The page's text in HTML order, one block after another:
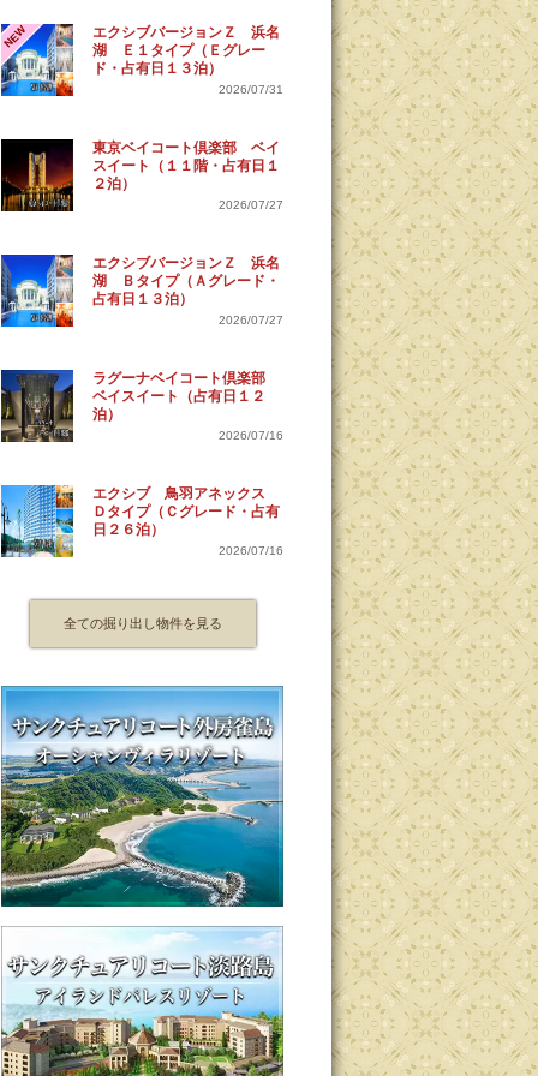
NEW
エクシブバージョンＺ 浜名
湖 Ｅ１タイプ（Ｅグレー
ド・占有日１３泊）
2026/07/31
東京ベイコート倶楽部 ベイ
スイート（１１階・占有日１
２泊）
2026/07/27
エクシブバージョンＺ 浜名
湖 Ｂタイプ（Ａグレード・
占有日１３泊）
2026/07/27
ラグーナベイコート倶楽部
ベイスイート（占有日１２
泊）
2026/07/16
エクシブ 鳥羽アネックス
Ｄタイプ（Ｃグレード・占有
日２６泊）
2026/07/16
全ての掘り出し物件を見る